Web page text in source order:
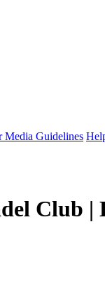
Media Guidelines
Club |